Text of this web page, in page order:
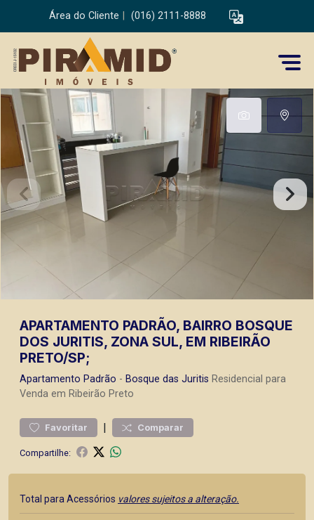
Área do Cliente (016) 2111-8888
APARTAMENTO PADRÃO, BAIRRO BOSQUE
DOS JURITIS, ZONA SUL, EM RIBEIRÃO
PRETO/SP;
Apartamento Padrão - Bosque das Juritis Residencial para
Venda em Ribeirão Preto
Favoritar | Comparar
Compartilhe:
Total para Acessórios valores sujeitos a alteração.